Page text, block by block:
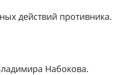
действий противника.
Набокова.